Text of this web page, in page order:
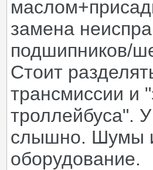
замена
подшипников/
Стоит
трансмиссии и
троллейбуса".
слышно. Шумы
оборудование.